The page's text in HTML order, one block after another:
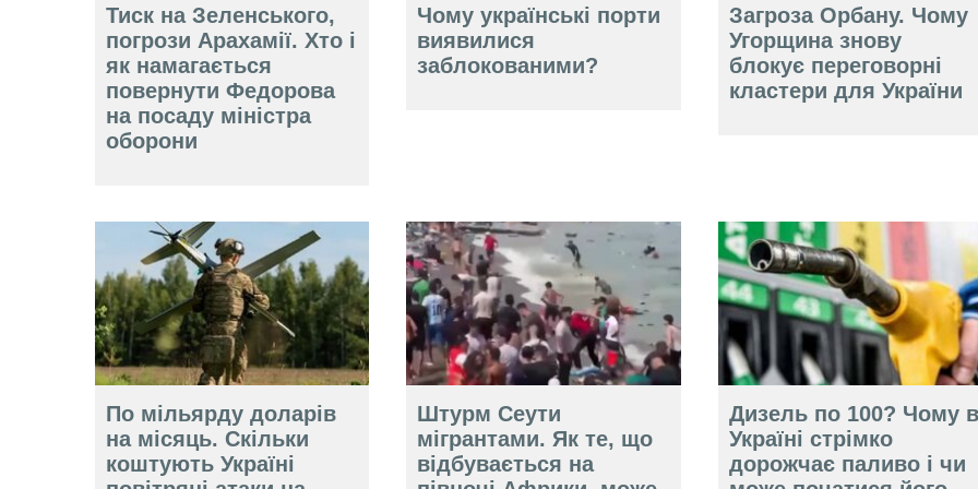
Тиск на Зеленського,
погрози Арахамії. Хто і
як намагається
повернути Федорова
на посаду міністра
оборони
Чому українські порти
виявилися
заблокованими?
Загроза Орбану. Чому
Угорщина знову
блокує переговорні
кластери для України
По мільярду доларів
на місяць. Скільки
коштують Україні
Штурм Сеути
мігрантами. Як те, що
відбувається на
Дизель по 100? Чому в
Україні стрімко
дорожчає паливо і чи